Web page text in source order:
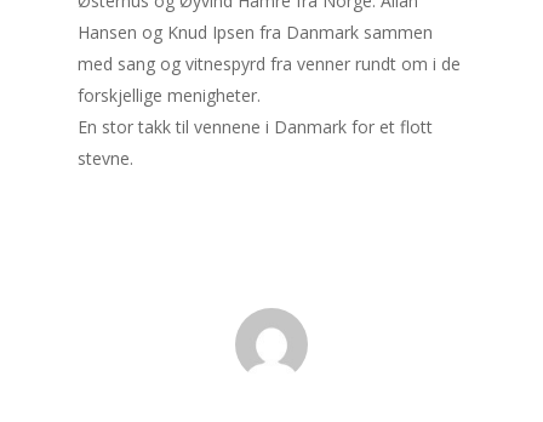
Hansen og Knud Ipsen fra Danmark sammen
med sang og vitnespyrd fra venner rundt om i de
forskjellige menigheter.
En stor takk til vennene i Danmark for et flott
stevne.